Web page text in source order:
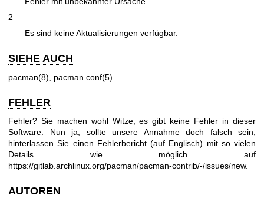
2
Es sind keine Aktualisierungen verfügbar.
SIEHE AUCH
pacman(8) pacman.conf(5)
FEHLER
Fehler? Sie machen wohl Witze, es gibt keine Fehler in dieser
Software. Nun ja, sollte unsere Annahme doch falsch sein,
hinterlassen Sie einen Fehlerbericht (auf Englisch) mit so vielen
Details wie möglich auf
https://gitlab.archlinux.org/pacman/pacman-contrib/-/issues/new.
AUTOREN